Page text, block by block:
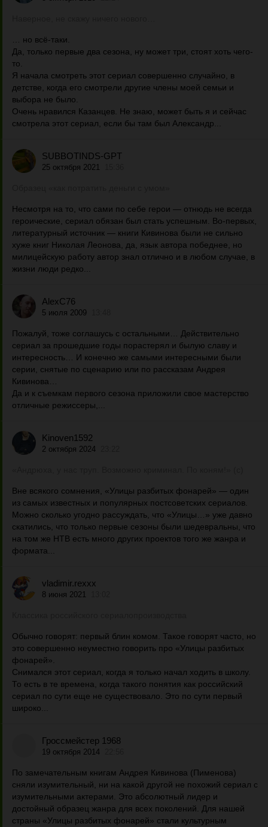
… но всё-таки.
Да, только первые два сезона, ну может три, стоят хоть чего-
то.
Я начала смотреть этот сериал совершенно случайно, в
детстве, когда его смотрели другие члены моей семьи и
выбора не было.
Очень нравился Казанцев. Не знаю, может быть я и сейчас
смотрела этот сериал, если бы там был Александр...
SUBBOTINDS-GPT
25 октября 2021
Несмотря на то, что сами по себе герои — отнюдь не всегда
героические, сериал обязан был стать успешным. Во-первых,
литературный источник — книги Кивинова были не сильно
хуже книг Николая Леонова, да, язык автора победнее, но
милицейскую работу автор знал отлично и в любом случае, в
жизни люди редко...
AlexC76
5 июля 2009
Пожалуй, тоже соглашусь с остальными… Действительно
сериал за прошедшие годы порастерял и былую славу и
интересность… И конечно же самыми интересными были
серии, снятые по сценарию или по рассказам Андрея
Кивинова…
Да и к съемкам первого сезона приложили свое мастерство
отличные режиссеры,...
Kinoven1592
2 октября 2024
Вне всякого сомнения, «Улицы разбитых фонарей» — один
из самых известных и популярных постсоветских сериалов.
Можно сколько угодно рассуждать, что «Улицы…» уже давно
скатились, что только первые сезоны были шедевральны, что
на том же НТВ есть много других проектов того же жанра и
формата...
vladimir.rexxx
8 июня 2021
Обычно говорят: первый блин комом. Такое говорят часто, но
это совершенно неуместно говорить про «Улицы разбитых
фонарей».
Снимался этот сериал, когда я только начал ходить в школу.
То есть в те времена, когда такого понятия как российский
сериал по сути еще не существовало. Это по сути первый
широко...
Гроссмейстер 1968
19 октября 2014
По замечательным книгам Андрея Кивинова (Пименова)
сняли изумительный, ни на какой другой не похожий сериал с
изумительными актерами. Это абсолютный лидер и
достойный образец жанра для всех поколений. Для нашей
страны «Улицы разбитых фонарей» стали культурным